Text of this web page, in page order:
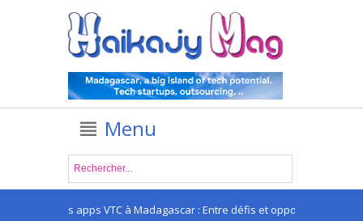
Menu
Les apps VTC à Madagascar : Entre défis et opportunités
.